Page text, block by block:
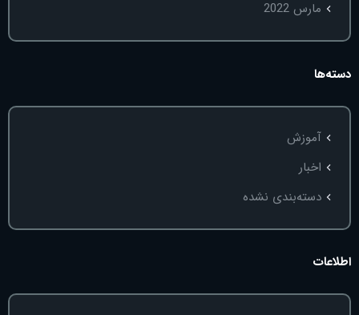
مارس 2022
دسته‌ها
آموزش
اخبار
دسته‌بندی نشده
اطلاعات